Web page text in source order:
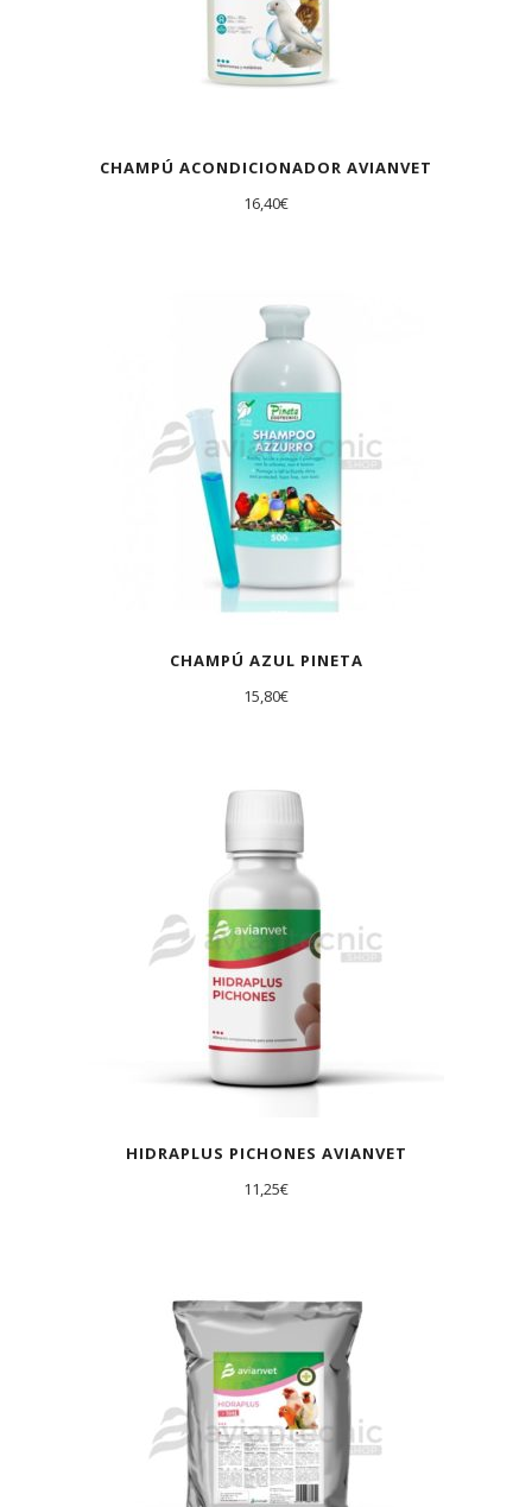
CHAMPÚ ACONDICIONADOR AVIANVET
16,40€
CHAMPÚ AZUL PINETA
15,80€
HIDRAPLUS PICHONES AVIANVET
11,25€